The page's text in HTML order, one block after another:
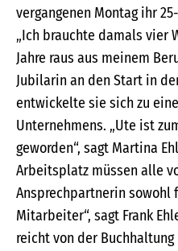
vergangenen Montag ihr
„Ich brauchte damals vier
Jahre raus aus meinem
Jubilarin an den Start in
entwickelte sie sich zu
Unternehmens. „Ute ist
geworden“, sagt Martina
Arbeitsplatz müssen alle
Ansprechpartnerin sowohl
Mitarbeiter“, sagt Frank
reicht von der